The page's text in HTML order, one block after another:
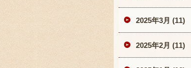
2025年3月 (11)
2025年2月 (11)